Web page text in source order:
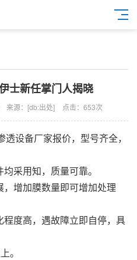
士新任掌门人揭晓
来源：[db:出处] 点击：653次
透设备厂家报价，型号齐全，
采用知，质量可靠。
增加膜数量即可增加处理
程度高，遇故障立即自停，具
。